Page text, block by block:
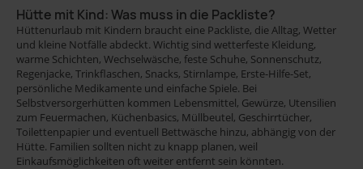
Hütte mit Kind: Was muss in die Packliste?
Hüttenurlaub mit Kindern braucht eine Packliste, die Alltag, Wetter
und kleine Notfälle abdeckt. Wichtig sind wetterfeste Kleidung,
warme Schichten, Wechselwäsche, feste Schuhe, Sonnenschutz,
Regenjacke, Trinkflaschen, Snacks, Stirnlampe, Erste-Hilfe-Set,
persönliche Medikamente und einfache Spiele. Bei
Selbstversorgerhütten kommen Lebensmittel, Gewürze, Utensilien
zum Feuermachen, Küchenbasics, Müllbeutel, Geschirrtücher,
Toilettenpapier und eventuell Bettwäsche hinzu, abhängig von der
Hütte. Familien sollten nicht zu knapp planen, weil
Einkaufsmöglichkeiten oft weiter entfernt sein könnten.